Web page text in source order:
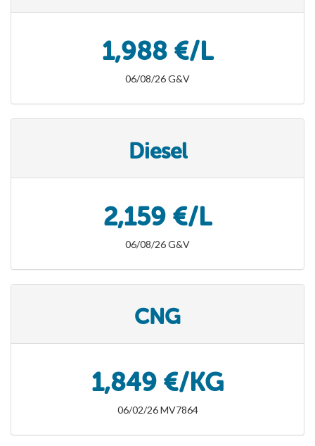
1,988 €/L
06/08/26 G&V
Diesel
2,159 €/L
06/08/26 G&V
CNG
1,849 €/KG
06/02/26 MV7864